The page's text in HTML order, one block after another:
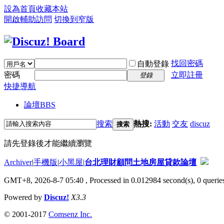
設為首頁收藏本站
開啟輔助訪問 切換到窄版
自動登錄 找回密碼
密碼
登錄
立即註冊
快捷導航
論壇BBS
搜索 搜索 熱搜: 活動 交友 discuz
請先登錄後才能繼續瀏覽
Archiver|手機版|小黑屋|台北理財顧問土地房屋貸款論壇
GMT+8, 2026-8-7 05:40 , Processed in 0.012984 second(s), 0
Powered by Discuz! X3.3
© 2001-2017 Comsenz Inc.